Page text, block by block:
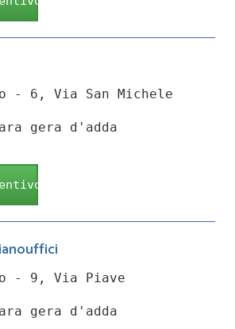
- 6, Via San Michele
gera d'adda
- 9, Via Piave
gera d'adda